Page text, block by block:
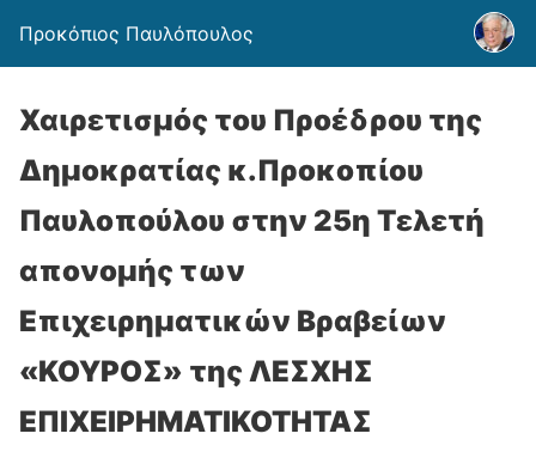
Προκόπιος Παυλόπουλος
Χαιρετισμός του Προέδρου της
Δημοκρατίας κ.Προκοπίου
Παυλοπούλου στην 25η Τελετή
απονομής των
Επιχειρηματικών Βραβείων
«ΚΟΥΡΟΣ» της ΛΕΣΧΗΣ
ΕΠΙΧΕΙΡΗΜΑΤΙΚΟΤΗΤΑΣ